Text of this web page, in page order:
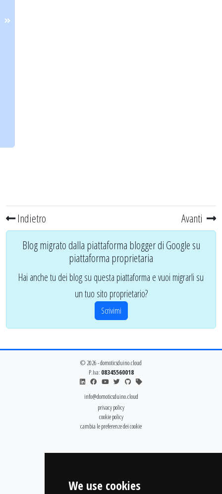
We use cookies
Indietro Avanti
Blog migrato dalla piattaforma blogger di Google su
piattaforma proprietaria
Hai anche tu dei blog su questa piattaforma e vuoi migrarli su
un tuo sito proprietario?
Scrivimi
© 2026 - domoticsduino.cloud
P.Iva: 08345560018
info@domoticsduino.cloud
privacy policy
cookie policy
cambia le preferenze dei cookie